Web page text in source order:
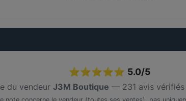
⭐⭐⭐⭐⭐ 5.0/5
du vendeur J3M Boutique — 231 avis vérifiés